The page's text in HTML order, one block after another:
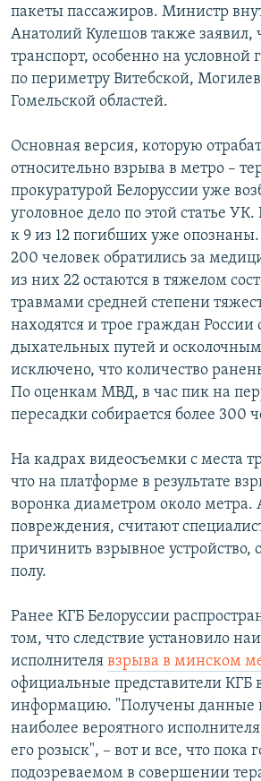
пакеты пассажиров. Министр
Анатолий Кулешов также заявил,
транспорт, особенно на условной
по периметру Витебской,
Гомельской областей.
Основная версия, которую
относительно взрыва в метро –
прокуратурой Белоруссии уже
уголовное дело по этой статье
к 9 из 12 погибших уже опознаны.
200 человек обратились за
из них 22 остаются в тяжелом
травмами средней степени
находятся и трое граждан
дыхательных путей и
исключено, что количество
По оценкам МВД, в час пик на
пересадки собирается более 300
На кадрах видеосъемки с места
что на платформе в результате
воронка диаметром около метра.
повреждения, считают
причинить взрывное устройство,
полу.
Ранее КГБ Белоруссии
том, что следствие установило
исполнителя взрыва в минском
официальные представители КГБ
информацию. "Получены данные
наиболее вероятного
его розыск", – вот и все, что пока
подозреваемом в совершении